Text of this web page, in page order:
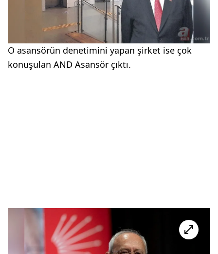
O asansörün denetimini yapan şirket ise çok
konuşulan AND Asansör çıktı.